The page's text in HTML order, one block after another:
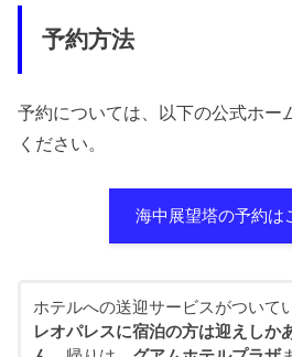
予約方法
予約については、以下の公式ホー
ください。
海中展望塔の予約は
ホテルへの送迎サービスがついて
レオパレスに宿泊の方は迎えしか